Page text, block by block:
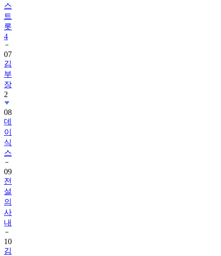
스
트
롯
4
07
김
부
장
2
08
데
이
식
스
09
전
설
의
사
내
10
김